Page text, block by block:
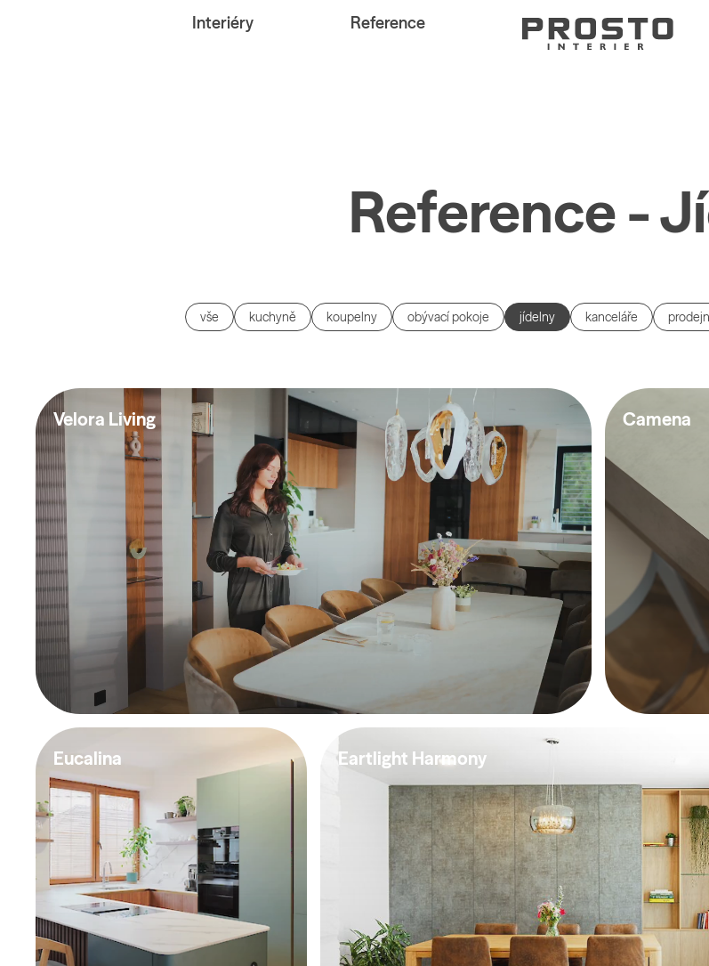
Interiéry Reference
Reference -
vše kuchyně koupelny obývací pokoje jídelny kanceláře
Velora Living Camena
Eucalina Eartlight Harmony